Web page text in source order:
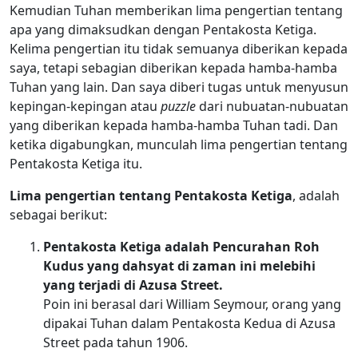
Kemudian Tuhan memberikan lima pengertian tentang
apa yang dimaksudkan dengan Pentakosta Ketiga.
Kelima pengertian itu tidak semuanya diberikan kepada
saya, tetapi sebagian diberikan kepada hamba-hamba
Tuhan yang lain. Dan saya diberi tugas untuk menyusun
kepingan-kepingan atau puzzledari nubuatan-nubuatan
yang diberikan kepada hamba-hamba Tuhan tadi. Dan
ketika digabungkan, munculah lima pengertian tentang
Pentakosta Ketiga itu.
Lima pengertian tentang Pentakosta Ketiga, adalah
sebagai berikut:
Pentakosta Ketiga adalah Pencurahan Roh
Kudus yang dahsyat di zaman ini melebihi
yang terjadi di Azusa Street.
Poin ini berasal dari William Seymour, orang yang
dipakai Tuhan dalam Pentakosta Kedua di Azusa
Street pada tahun 1906.